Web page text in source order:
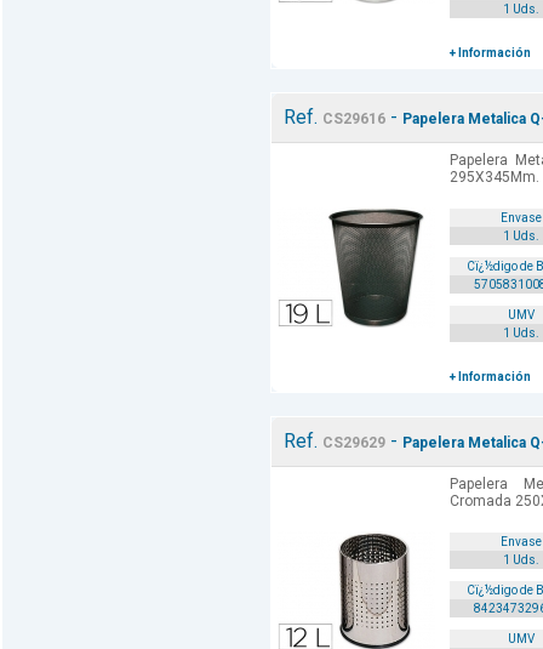
1 Uds.
+ Información
Ref. CS29616- Papelera Metalica
Papelera
295X345Mm.
Envase
1 Uds.
Cï¿½digo de
UMV
1 Uds.
+ Información
Ref. CS29629- Papelera Metalica
Papelera
Cromada
Envase
1 Uds.
Cï¿½digo de
UMV